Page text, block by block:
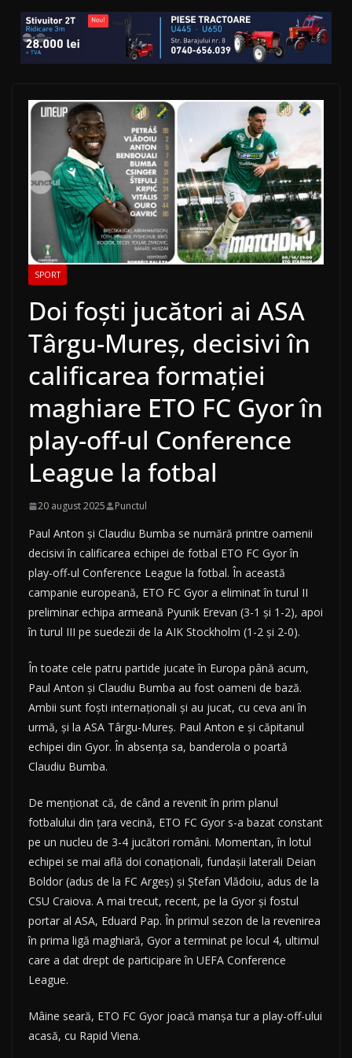
SPORT
Doi foști jucători ai ASA
Târgu-Mureș, decisivi în
calificarea formației
maghiare ETO FC Gyor în
play-off-ul Conference
League la fotbal
20 august 2025 Punctul
Paul Anton și Claudiu Bumba se numără printre oamenii
decisivi în calificarea echipei de fotbal ETO FC Gyor în
play-off-ul Conference League la fotbal. În această
campanie europeană, ETO FC Gyor a eliminat în turul II
preliminar echipa armeană Pyunik Erevan (3-1 și 1-2), apoi
în turul III pe suedezii de la AIK Stockholm (1-2 și 2-0).
În toate cele patru partide jucate în Europa până acum,
Paul Anton și Claudiu Bumba au fost oameni de bază.
Ambii sunt foști internaționali și au jucat, cu ceva ani în
urmă, și la ASA Târgu-Mureș. Paul Anton e și căpitanul
echipei din Gyor. În absența sa, banderola o poartă
Claudiu Bumba.
De menționat că, de când a revenit în prim planul
fotbalului din țara vecină, ETO FC Gyor s-a bazat constant
pe un nucleu de 3-4 jucători români. Momentan, în lotul
echipei se mai află doi conaționali, fundașii laterali Deian
Boldor (adus de la FC Argeș) și Ștefan Vlădoiu, adus de la
CSU Craiova. A mai trecut, recent, pe la Gyor și fostul
portar al ASA, Eduard Pap. În primul sezon de la revenirea
în prima ligă maghiară, Gyor a terminat pe locul 4, ultimul
care a dat drept de participare în UEFA Conference
League.
Mâine seară, ETO FC Gyor joacă manșa tur a play-off-ului
acasă, cu Rapid Viena.